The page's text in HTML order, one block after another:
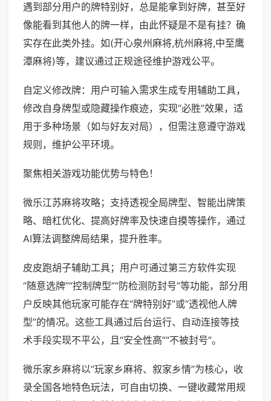
遇到部分用户的牌特别好，总是能拿到好牌，甚至好
像能看到其他人的牌一样，由此怀疑是不是有挂？确
实存在此类外挂。如(开心泉州麻将,杭州麻将,中至鹰
潭麻将)等，建议通过正规途径维护游戏公平。
自定义修改牌：用户可输入需求生成专用辅助工具，
修改自身牌型或隐藏操作痕迹，实现“必胜”效果，适
用于多种场景（如与好友对局），但需注意遵守游戏
规则，维护公平环境。
聚焦相关游戏功能优势与特色！
微乐江苏麻将攻略；支持透视全局牌型、智能出牌策
略、暗杠优化、提高好牌率及快速自摸等操作，通过
AI算法调整牌局结果，提升胜率。
皮皮跑胡子辅助工具；用户可通过第三方软件实现
“随意选牌”“控制牌型”“防检测防封号”等功能，部分用
户反映其他玩家可能存在“牌特别好”或“透视他人牌
型”的情况。这些工具通过后台运行、自动连接等技
术手段实现不平公，且“安全性高”“不被封号”。
微乐家乡麻将以“玩家乡麻将、叙家乡情”为核心，收
录全国各地特色玩法，可自由切换、一键收藏常用规